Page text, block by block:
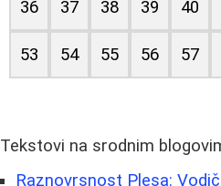
36 37 38 39 40
53 54 55 56 57
Tekstovi na srodnim
Raznovrsnost Plesa: